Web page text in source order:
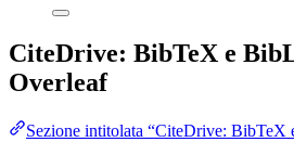
CiteDrive: BibTeX e
Overleaf
Sezione intitolata “CiteDrive: BibTeX